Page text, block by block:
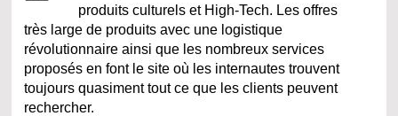
produits culturels et High-Tech. Les offres
très large de produits avec une logistique
révolutionnaire ainsi que les nombreux services
proposés en font le site où les internautes trouvent
toujours quasiment tout ce que les clients peuvent
rechercher.